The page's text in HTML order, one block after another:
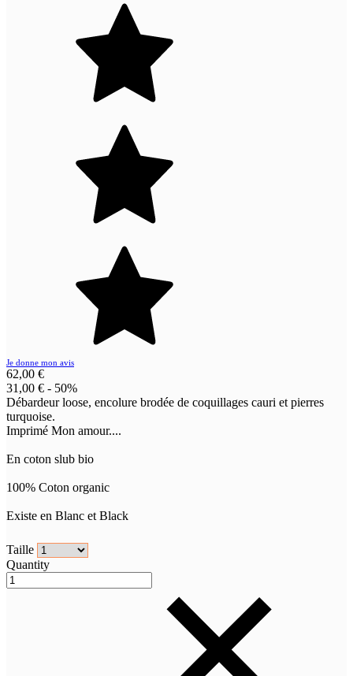
Je donne mon avis
62,00 €
31,00 € - 50%
Débardeur loose, encolure brodée de coquillages cauri et pierres
turquoise.
Imprimé Mon amour....
En coton slub bio
100% Coton organic
Existe en Blanc et Black
Taille
Quantity